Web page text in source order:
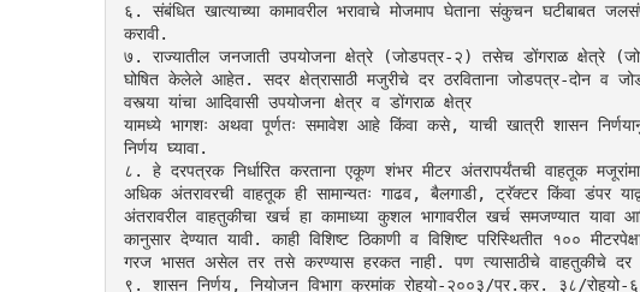
६. संबंधित खात्याच्या कामावरील भरावाचे मोजमाप घेताना संकुचन घटीबाबत
करावी.
७. राज्यातील जनजाती उपयोजना क्षेत्रे (जोडपत्र-२) तसेच डोंगराळ क्षेत्रे
घोषित केलेले आहेत. सदर क्षेत्रासाठी मजुरीचे दर ठरविताना जोडपत्र-दोन व
वस्त्या यांचा आदिवासी उपयोजना क्षेत्र व डोंगराळ क्षेत्र
यामध्ये भागशः अथवा पूर्णतः समावेश आहे किंवा कसे, याची खात्री शासन
निर्णय घ्यावा.
८. हे दरपत्रक निर्धारित करताना एकूण शंभर मीटर अंतरापर्यंतची वाहतूक
अधिक अंतरावरची वाहतूक ही सामान्यतः गाढव, बैलगाडी, ट्रॅक्टर किंवा डंपर
अंतरावरील वाहतुकीचा खर्च हा कामाध्या कुशल भागावरील खर्च समजण्यात यावा
कानुसार देण्यात यावी. काही विशिष्ट ठिकाणी व विशिष्ट परिस्थितीत १००
गरज भासत असेल तर तसे करण्यास हरकत नाही. पण त्यासाठीचे वाहतुकीचे दर हे
९. शासन निर्णय, नियोजन विभाग क्रमांक रोहयो-२००३/प्र.क्र. ३८/